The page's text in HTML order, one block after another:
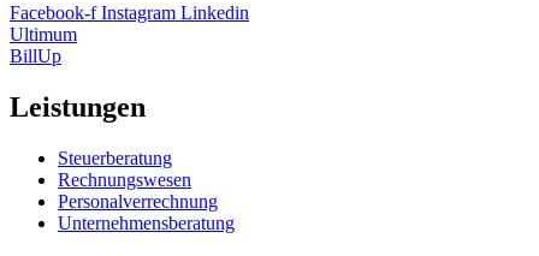
Facebook-f Instagram Linkedin
Ultimum
BillUp
Leistungen
Steuerberatung
Rechnungswesen
Personalverrechnung
Unternehmensberatung